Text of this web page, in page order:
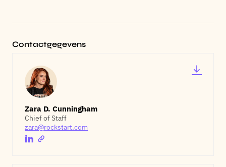
Contactgegevens
Zara D. Cunningham
Chief of Staff
zara@rockstart.com